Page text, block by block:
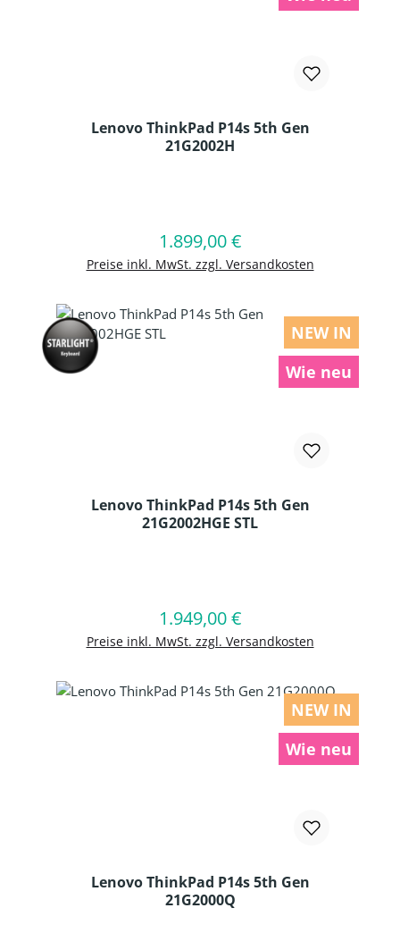
Lenovo ThinkPad P14s 5th Gen
21G2002H
Regulärer Preis:
1.899,00 €
Preise inkl. MwSt. zzgl. Versandkosten
In den Warenkorb
NEW IN
Wie neu
Lenovo ThinkPad P14s 5th Gen
21G2002HGE STL
Regulärer Preis:
1.949,00 €
Preise inkl. MwSt. zzgl. Versandkosten
In den Warenkorb
NEW IN
Wie neu
Lenovo ThinkPad P14s 5th Gen
21G2000Q